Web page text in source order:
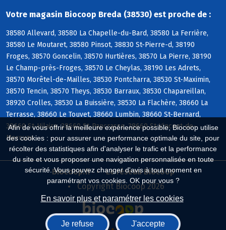
Afin de vous offrir la meilleure expérience possible, Biocoop utilise
des cookies : pour assurer une performance optimale du site, pour
récolter des statistiques afin d'analyser le trafic et la performance
du site et vous proposer une navigation personnalisée en toute
sécurité. Vous pouvez changer d'avis à tout moment en
paramétrant vos cookies. OK pour vous ?
En savoir plus et paramétrer les cookies
Je refuse J'accepte
Votre magasin Biocoop Breda (38530) est proche de :
38580 Allevard, 38580 La Chapelle-du-Bard, 38580 La Ferrière,
38580 Le Moutaret, 38580 Pinsot, 38830 St-Pierre-d, 38190
Froges, 38570 Goncelin, 38570 Hurtières, 38570 La Pierre, 38190
Le Champ-près-Froges, 38570 Le Cheylas, 38190 Les Adrets,
38570 Morêtel-de-Mailles, 38530 Pontcharra, 38530 St-Maximin,
38570 Tencin, 38570 Theys, 38530 Barraux, 38530 Chapareillan,
38920 Crolles, 38530 La Buissière, 38530 La Flachère, 38660 La
Terrasse, 38660 Le Touvet, 38660 Lumbin, 38660 St-Bernard,
38660 St-Hilaire, 38660 St-Pancrasse, 38660 St-Vincent-de-
Mercuze
Biocoop.fr
Le réseau Biocoop
Copyright Biocoop 2026